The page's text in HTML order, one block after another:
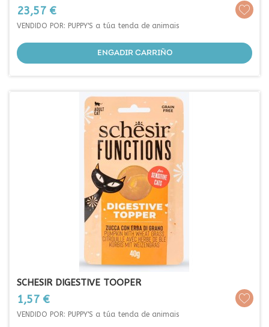
Prezo
23,57 €
VENDIDO POR: PUPPY'S a túa tenda de animais
ENGADIR CARRIÑO
SCHESIR DIGESTIVE TOOPER
Prezo
1,57 €
VENDIDO POR: PUPPY'S a túa tenda de animais